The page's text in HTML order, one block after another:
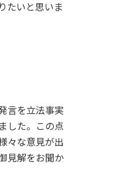
たいと思いま
言を立法事実
した。この点
々な意見が出
見解をお聞か